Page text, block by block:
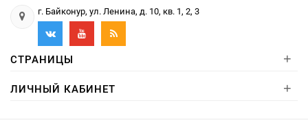
г. Байконур, ул. Ленина, д. 10, кв. 1, 2, 3
СТРАНИЦЫ +
ЛИЧНЫЙ КАБИНЕТ +